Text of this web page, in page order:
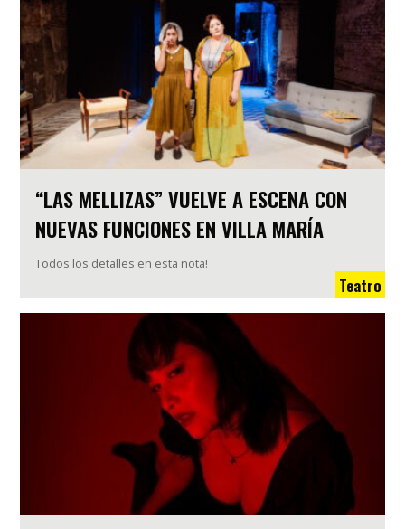
“LAS MELLIZAS” VUELVE A ESCENA CON
NUEVAS FUNCIONES EN VILLA MARÍA
Todos los detalles en esta nota!
Teatro